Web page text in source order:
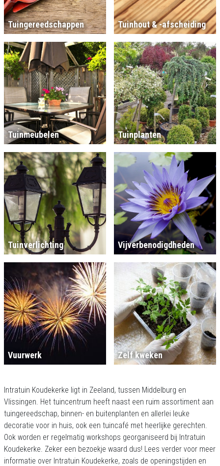
Tuingereedschappen Tuinhout & -afscheiding
Tuinmeubelen Tuinplanten
Tuinverlichting Vijverbenodigdheden
Vuurwerk Zelf kweken
Intratuin Koudekerke ligt in Zeeland, tussen Middelburg en
Vlissingen. Het tuincentrum heeft naast een ruim assortiment aan
tuingereedschap, binnen- en buitenplanten en allerlei leuke
decoratie voor in huis, ook een tuincafé met heerlijke gerechten.
Ook worden er regelmatig workshops georganiseerd bij Intratuin
Koudekerke. Zeker een bezoekje waard dus! Lees verder voor meer
informatie over Intratuin Koudekerke, zoals de openingstijden en